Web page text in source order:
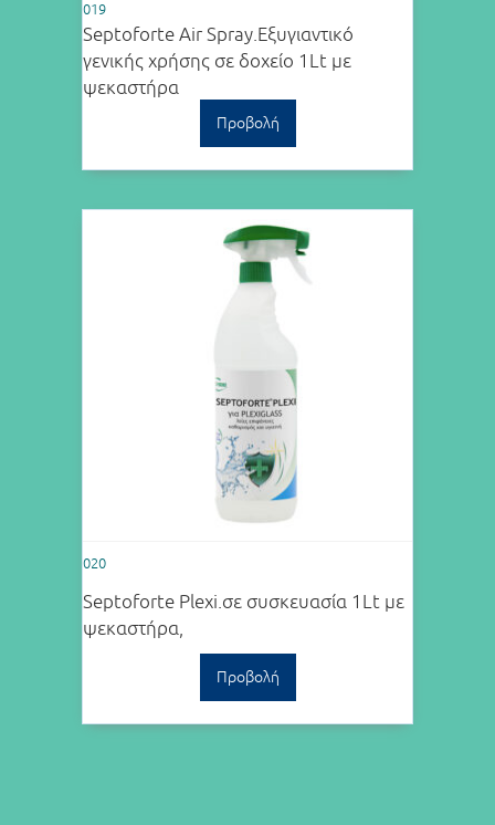
019
Septoforte Air Spray.Εξυγιαντικό
γενικής χρήσης σε δοχείο 1Lt με
ψεκαστήρα
Προβολή
020
Septoforte Plexi.σε συσκευασία 1Lt με
ψεκαστήρα,
Προβολή